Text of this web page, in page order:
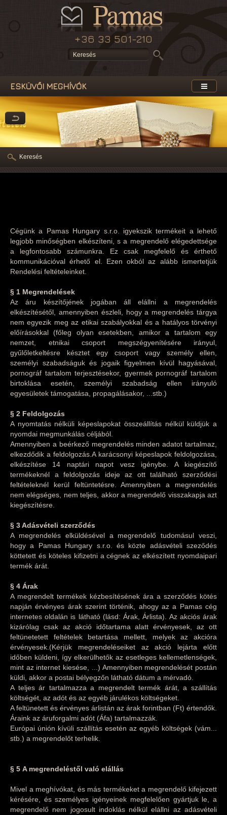
+36 33 501-210
ESKÜVŐI MEGHÍVÓK
Cégünk a Pamas Hungary s.r.o. igyekszik termékeit a lehető
legjobb minőségben elkészíteni, s a megrendelő elégedettsége
a legfontosabb számunkra. Ez csak megfelelő és érthető
kommunikációval érhető el. Ezen okból az alább ismertetjük
Rendelési feltételeinket.
§ 1 Megrendelések
Az áru készítőjének jogában áll elállni a megrendelés
elkészítésétől, amennyiben észleli, hogy a megrendelés tárgya
nem egyezik meg az etikai szabályokkal és a hatályos törvényi
előírásokkal (főleg olyan esetekben, amikor a tartalom egy
nemzet, etnikai csoport megszégyenítésére irányul,
gyűlőletkeltésre késztet egy csoport vagy személy ellen,
személyi szabadságuk és jogaik figyelmen kívül hagyásával,
pornográf tartalom terjesztésekor, gyermek pornográf tartalom
birtoklása esetén, személyi szabadság ellen irányuló
egyesületek támogatása, propagálásakor, ...stb.)
§ 2 Feldolgozás
A nyomtatás nélküli képeslapokat összeállítás nélkül küldjük a
nyomdai megmunkálás céljából.
Amennyiben a beérkező megrendelés minden adatot tartalmaz,
elkezdődik a feldolgozás.A karácsonyi képeslapok feldolgozása,
elkészítése 14 naptári napot vesz igénybe. A kiegészítő
termékeknél a feldolgozás ideje az ott található szerződési
feltételeknél kerül feltüntetésre. Amennyiben a megrendelés
nem elégséges, nem teljes, akkor a megrendelő visszakapja azt
kiegészítésre.
§ 3Adásvételi szerződés
A megrendelés elküldésével a megrendelő tudomásul veszi,
hogy a Pamas Hungary s.r.o. és közte adásvételi szeződés
köttetett és köteles kifizetni a cégnek az elkészített nyomdaipari
termék árát.
§ 4 Árak
A megrendelt termékek kézbesítésének ára a szerződés kötés
napján érvényes árak szerint történik, ahogy az a Pamas cég
internetes oldalán is látható (lásd: Árak, Árlista). Az akciós árak
kizárólag csak az akció időtartama alatt érvényesek, az ott
feltünetetett feltételek betartása mellett, melyek az akcióra
érvényesek.(Kérjük megrendeléseiket az akció lejárta előtt
időben küldeni, így elkerülhetők az esetleges kellemetlenségek,
mint az internet kiesése, ...) Amennyiben megrendelését postán
küldi, akkor a postai bélyegzőn látható dátum a mérvadó.
A teljes ár tartalmazza a megrendelt termék árát, a szállítás
költségét, az adót és az egyéb járulékos költségeket.
A feltünetett és érvényes árlistán az árak forintban (Ft) értendők.
Áraink az áruforgalmi adót (Áfa) tartalmazzák.
Európai únión kívüli szállítás esetén az egyéb költségek (vám...
stb.) a megrendelőt terhelik.
§ 5 A megrendeléstől való elállás
Mivel a meghívókat, és más termékeket a megrendelő kifejezett
kérésére, és személyes igényeinek megfelelően gyártjuk le, a
megrendelő nem jogosult indoklás nélkül elállni az adásvételi
Keresés